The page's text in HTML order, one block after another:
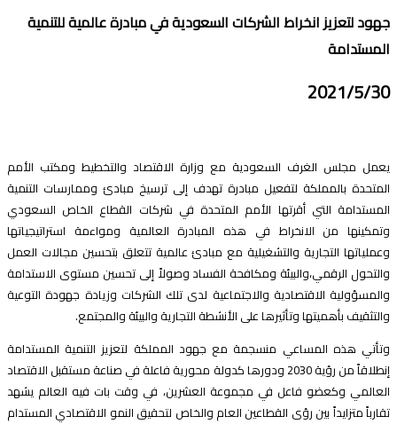
عن
لتعزيز انخراط الشركات السعودية في مبادرة عالمية للتنمية
2021/5/
مجلس الغرف السعودية مع وزارة الاقتصاد والتخطيط ومكتب الأمم
بالمملكة لتفعيل مبادرة تهدف إلى ترسيخ مبادئ وممارسات التنمية
التي أقرتها الأمم المتحدة في شركات القطاع الخاص السعودي
من الانخراط في هذه المبادرة العالمية ومواءمة استراتيجياتها
التجارية والتشغيلية مع مبادئ عالمية تتعلق بتحسين مجالات العمل
الرقمي،والبيئة ومكافحة الفساد وصولاً إلى تحسين مستوى الاستدامة
الاقتصادية والاجتماعية لدى تلك الشركات وزيادة جهودة التوعية
بأهميتها وتأثيرها على الأنشطة التجارية والبيئة والمجتمع.
هذه المساعي منسجمة مع جهود المملكة لتعزيز التنمية المستدامة
إنطلاقاً من رؤية 2030 ودورها كدولة محورية فاعلة في صناعة مستقبل الاقتصاد
وكعضو فاعل في مجموعة العشرين، في وقت بات فيه العالم يشهد
متزايداً بين رؤى القطاعين العام والخاص لتحقيق النمو الاقتصادي المستدام